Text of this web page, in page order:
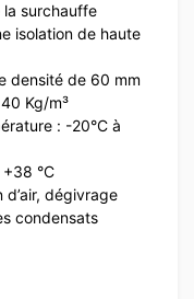
surchauffe
isolation de haute
densité de 60 mm
Kg/m³
: -20°C à
°C
dégivrage
condensats